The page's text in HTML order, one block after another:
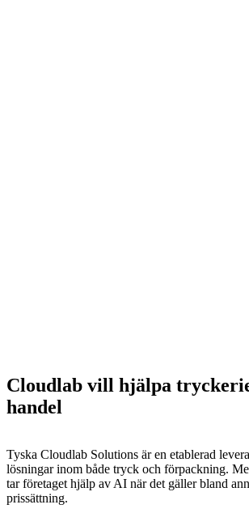
Cloudlab vill hjälpa
handel
Tyska Cloudlab Solutions är en etablerad
lösningar inom både tryck och förpackning.
tar företaget hjälp av AI när det gäller bland
prissättning.